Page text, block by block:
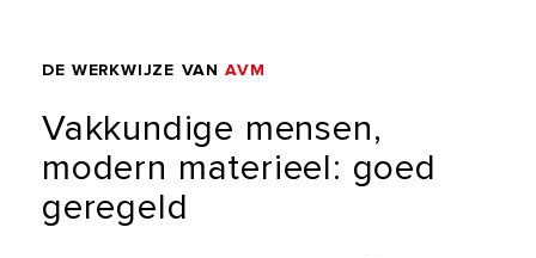
DE WERKWIJZE VAN AVM
Vakkundige mensen,
modern materieel: goed
geregeld